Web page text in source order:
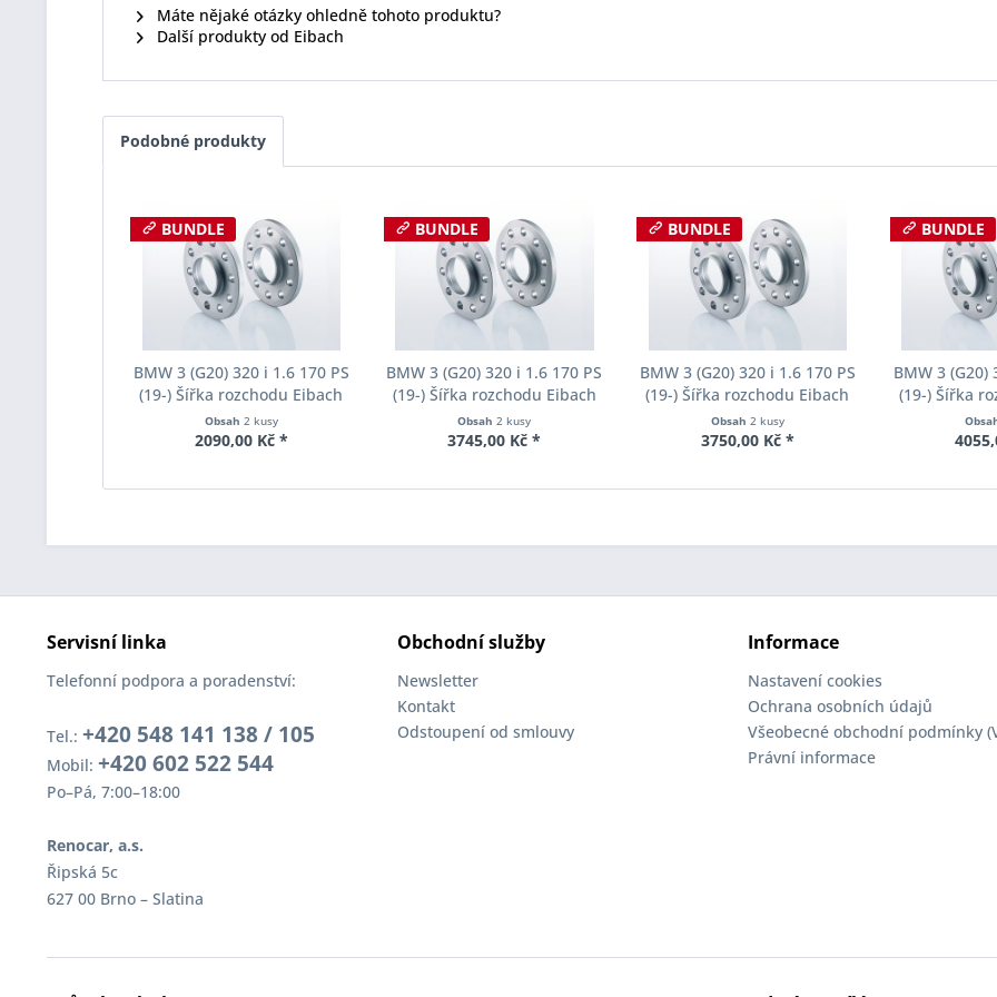
Máte nějaké otázky ohledně tohoto produktu?
Další produkty od Eibach
Podobné produkty
BUNDLE
BMW 3 (G20) 320 i 1.6 170 PS
(19-) Šířka rozchodu Eibach
Pro-Spacer S90-2-10-038
System2 Tloušťka 10mm
Obsah 2 kusy
2090,00 Kč *
BUNDLE
BMW 3 (G20) 320 i 1.6 170 PS
(19-) Šířka rozchodu Eibach
Pro-Spacer S90-2-15-055
System2 Tloušťka 15mm
Obsah2 kusy
3745,00 Kč *
BUNDLE
BMW 3 (G20) 320 i 1.6 170 PS
(19-) Šířka rozchodu Eibach
Pro-Spacer S90-2-18-003
System2 Tloušťka 18mm
Obsah 2 kusy
3750,00 Kč *
BUNDLE
BMW 3 (G20)
(19-) Šířka
Pro-Spacer
System2
Servisní linka
Telefonní podpora a poradenství:
Tel.: +420 548 141 138 / 105
Mobil: +420 602 522 544
Po–Pá, 7:00–18:00
Renocar, a.s.
Řipská 5c
627 00 Brno – Slatina
Obchodní služby
Newsletter
Kontakt
Odstoupení od smlouvy
Informace
Nastavení cookies
Ochrana osobních údajů
Všeobecné obchodní podmínky
Právní informace